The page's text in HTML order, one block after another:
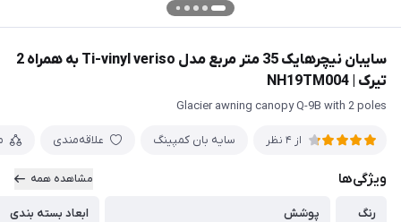
سایبان نیچرهایک 35 متر مربع مدل Ti-vinyl veriso به همراه 2
تیرک | NH19TM004
Glacier awning canopy Q-9B with 2 poles
از 4 نظر سایه بان کمپینگ علاقه‌مندی
ویژگی‌ها مشاهده همه
رنگ
پوشش
ابعاد بسته بندی